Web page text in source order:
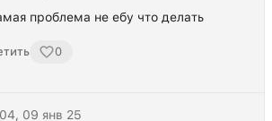
проблема не ебу что делать
0
09 янв 25